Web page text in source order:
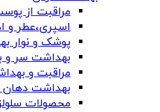
مراقبت از
اسپری،عطر و
پوشک و نوار
بهداشت سر و
مراقبت و
بهداشت دهان
محصولات